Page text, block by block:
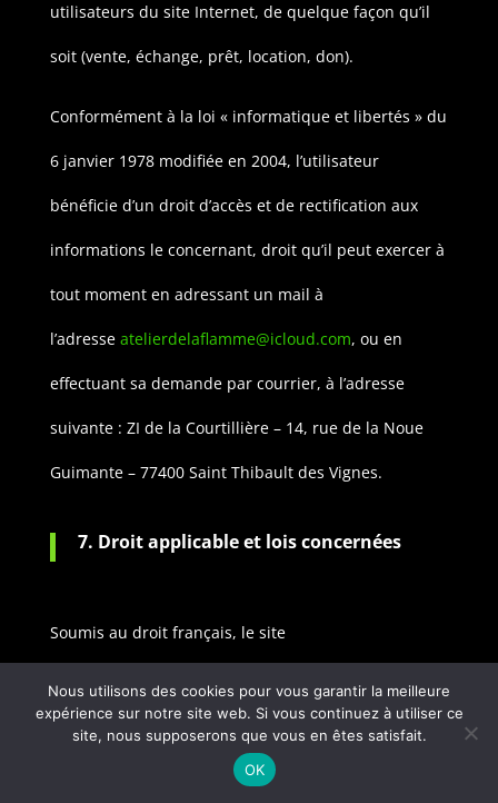
utilisateurs du site Internet, de quelque façon qu’il
soit (vente, échange, prêt, location, don).
Conformément à la loi « informatique et libertés » du
6 janvier 1978 modifiée en 2004, l’utilisateur
bénéficie d’un droit d’accès et de rectification aux
informations le concernant, droit qu’il peut exercer à
tout moment en adressant un mail à
l’adresse atelierdelaflamme@icloud.com, ou en
effectuant sa demande par courrier, à l’adresse
suivante : ZI de la Courtillière – 14, rue de la Noue
Guimante – 77400 Saint Thibault des Vignes.
7. Droit applicable et lois concernées
Soumis au droit français, le site
loi n° 2004-2005 du 21 juin 2004 pour la confiance
dans l’économie numérique, l’article L.335-2 du Code
Nous utilisons des cookies pour vous garantir la meilleure
expérience sur notre site web. Si vous continuez à utiliser ce
site, nous supposerons que vous en êtes satisfait.
OK